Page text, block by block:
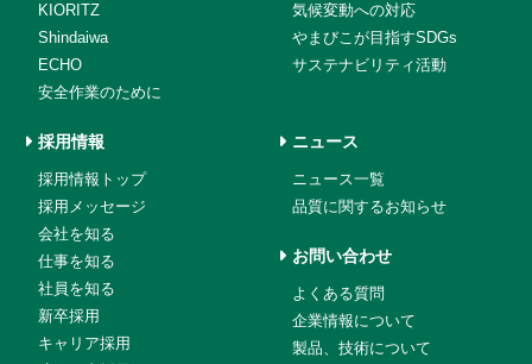
KIORITZ
Shindaiwa
ECHO
安全作業のために
気候変動への対応
やまびこが目指すSDGs
サステナビリティ活動
採用情報
採用情報トップ
採用メッセージ
会社を知る
仕事を知る
社員を知る
新卒採用
キャリア採用
ニュース
ニュース一覧
品質に関するお知らせ
お問い合わせ
よくある質問
企業情報について
製品、技術について